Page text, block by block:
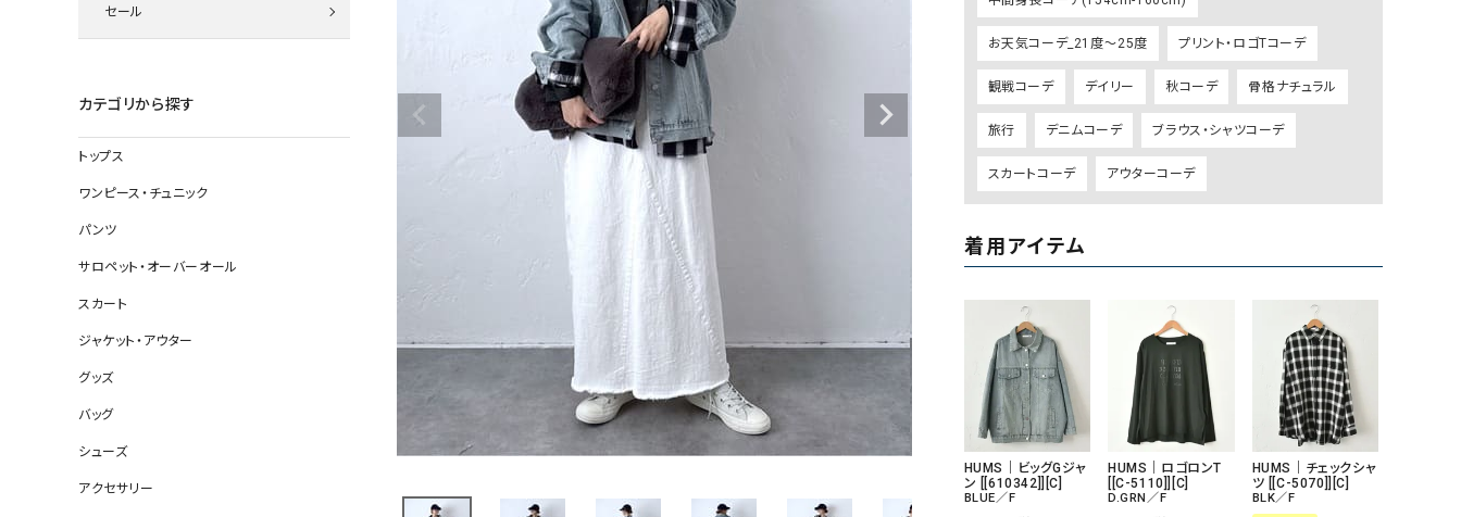
ロング・マキシ丈
その他スカート
すべて見る
靴
ソックス
その他雑貨
デニムパンツ
その他のパンツ
その他スカート
すべて見る
靴
ワンピース・チュニック
サロペット・オーバーオール
day standard（デイスタンダード）
08mab(ゼロハチマブ) Johnbull（ジョンブル）
1 metre carre（アンメートルキャレ ）
オ）
120%lino（ワンハンドレッドトゥエンティ
ーパーセントリノ）
トライブ）
adidas（アディダス） Lallia Mu（ラリア ムー）
ASFVLT（アスファルト） mizuiro ind（ミズイロ イン
Ampersand（アンパサンド） MICALLE MICALLE（ミカ
Antiquite's（アンティークス）
NATURAL LAUNDRY（ナチ
リー）
Audition（オーディション）
ORDINARY FITS（オーディ
ツ）
セール
カテゴリから探す
トップス
ワンピース・チュニック
パンツ
サロペット・オーバーオール
スカート
ジャケット・アウター
グッズ
バッグ
シューズ
アクセサリー
お天気コーデ_21度～25度 プリント・ロゴTコーデ
観戦コーデ デイリー 秋コーデ 骨格ナチュラル
旅行 デニムコーデ ブラウス・シャツコーデ
スカートコーデ アウターコーデ
着用アイテム
HUMS｜ビッグGジャ
ン [[610342]][C]
BLUE／F
HUMS｜ロゴロンT
[[C-5110]][C]
D.GRN／F
HUMS｜チェックシャ
ツ [[C-5070]][C]
BLK／F